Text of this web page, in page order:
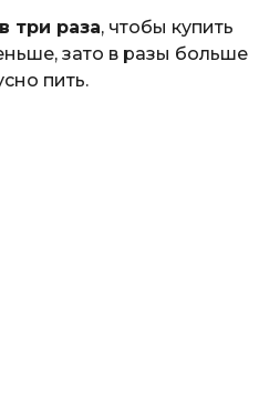
три раза, чтобы купить
зато в разы больше
пить.